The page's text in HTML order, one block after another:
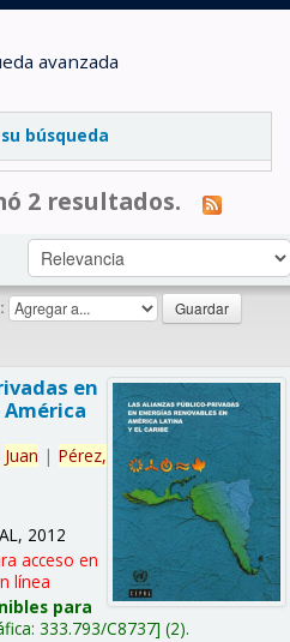
avanzada
búsqueda
2 resultados.
en
América
Juan | Pérez,
2012
acceso en
línea
para
333.793/C8737 (2).